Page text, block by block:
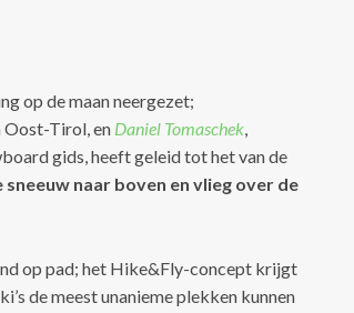
op de maan neergezet;
Oost-Tirol, en Daniel Tomaschek,
gids, heeft geleid tot het van de
sneeuw naar boven en vlieg over de
op pad; het Hike&Fly-concept krijgt
de meest unanieme plekken kunnen